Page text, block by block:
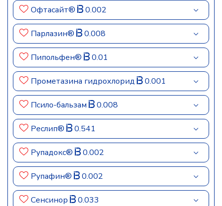
Офтасайт® 0.002
Парлазин® 0.008
Пипольфен® 0.01
Прометазина гидрохлорид 0.001
Псило-бальзам 0.008
Реслип® 0.541
Рупадокс® 0.002
Рупафин® 0.002
Сенсинор 0.033